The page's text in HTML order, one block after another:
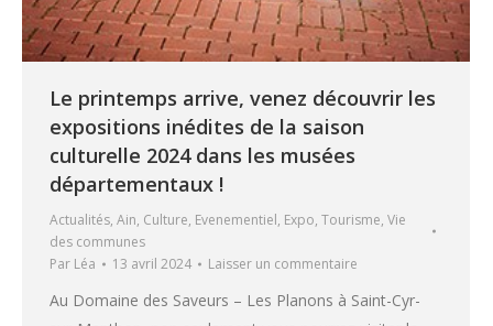
Le printemps arrive, venez découvrir les
expositions inédites de la saison
culturelle 2024 dans les musées
départementaux !
Actualités, Ain, Culture, Evenementiel, Expo, Tourisme, Vie
des communes
Par Léa 13 avril 2024 Laisser un commentaire
Au Domaine des Saveurs – Les Planons à Saint-Cyr-